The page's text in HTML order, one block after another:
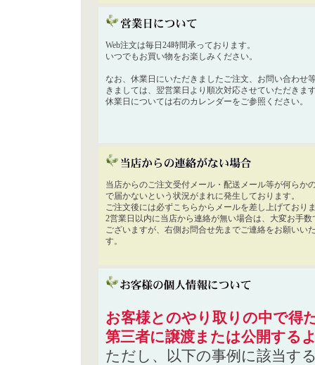
Web注文は毎日24時間承っております。
いつでもお買い物をお楽しみください。
なお、休業日にいただきましたご注文、お問い合わせ
きましては、翌営業日より順次対応させていただきま
休業日については右のカレンダーをご参照ください。
当店からのご注文受付メール・配送メール等が何らか
で届かないという状況がまれに発生しております。
ご注文後には必ずこちらからメールを差し上げており
2営業日以内に当店から連絡が無い場合は、大変お手数
ございますが、右側お問合せ先までご連絡をお願いい
す。
お客様とのやり取りの中で得
第三者に譲渡または公開する
ただし、以下の事例に該当す